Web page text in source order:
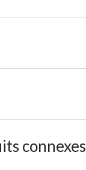
connexes